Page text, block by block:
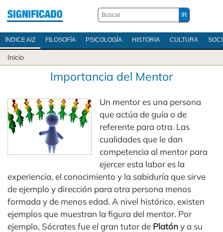
ÍNDICE A/Z FILOSOFÍA PSICOLOGÍA HISTORIA CULTURA
Inicio
Importancia del Mentor
Un mentor es una persona
que actúa de guía o de
referente para otra. Las
cualidades que le dan
competencia al mentor para
ejercer esta labor es la
experiencia, el conocimiento y la sabiduría que sirve
de ejemplo y dirección para otra persona menos
formada y de menos edad. A nivel histórico, existen
ejemplos que muestran la figura del mentor. Por
ejemplo, Sócrates fue el gran tutor de Platóny a su